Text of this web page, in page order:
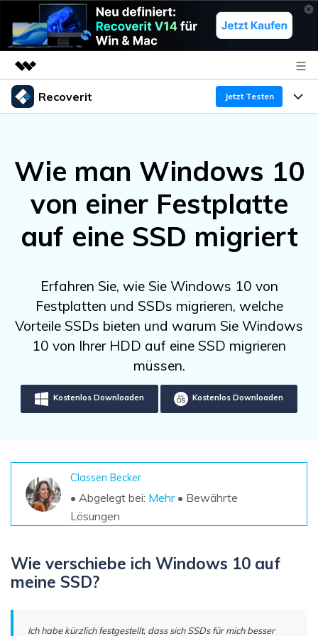
Top-Produkte
Überblick
Lösungen
Über uns
Presseraum
Shop
Recoverit Jetzt Testen
Recoverit für Windows
KI
Ein führendes Tool zur Datenrettung für Windows
Kostenlos Testen
Recoverit für Mac
KI
Unbegrenzte Daten vom Mac-System
Kostenlos Testen
Kostenlos Testen
Weitere Produkte
Funktionen
Wiederherstellung von Laufwerken
Gel?schte Medien wiederherstellen
Exklusive Wiederherstellungsl?sungen Neu
Dokumente wiederherstellen
Datenverlust-Szenarien
ALLE FUNKTIONEN ENTDECKEN
Ressourcen
Warum Recoverit
Kundengeschichten
Aktuelles Thema
DOWNLOAD Sign In
Wie man Windows 10
von einer Festplatte
auf eine SSD migriert
Erfahren Sie, wie Sie Windows 10 von
Festplatten und SSDs migrieren, welche
Vorteile SSDs bieten und warum Sie Windows
10 von Ihrer HDD auf eine SSD migrieren
müssen.
Kostenlos Downloaden Kostenlos Downloaden
Classen Becker
• Abgelegt bei: Mehr• Bewährte
Lösungen
Wie verschiebe ich Windows 10 auf
meine SSD?
Ich habe kürzlich festgestellt, dass sich SSDs für mich besser